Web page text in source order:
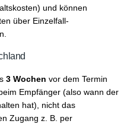
und können
über Einzelfall-
3 Wochen vor dem Termin
Empfänger (also wann der
hat), nicht das
Zugang z. B. per